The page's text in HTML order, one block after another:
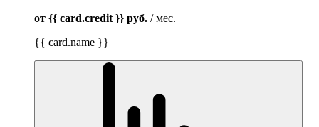
от {{ card.credit }} руб. / мес.
{{ card.name }}